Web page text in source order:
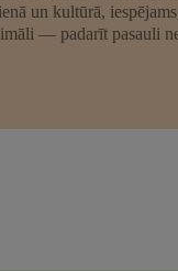
un kultūrā,
— padarīt pasauli